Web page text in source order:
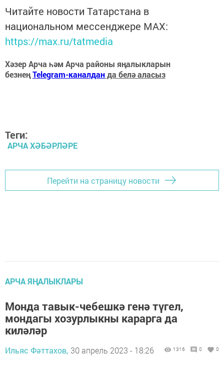
Читайте новости Татарстана в
национальном мессенджере MАХ:
https://max.ru/tatmedia
Хәзер Арча һәм Арча районы яңалыкларын
безнеңTelegram-каналданда белә аласыз
Теги:
АРЧА ХӘБӘРЛӘРЕ
Перейти на страницу новости
АРЧА ЯҢАЛЫКЛАРЫ
Монда тавык-чебешкә генә түгел,
мондагы хозурлыкны карарга да
киләләр
Ильяс Фәттахов, 30 апрель 2023 - 18:26 1316 0 0